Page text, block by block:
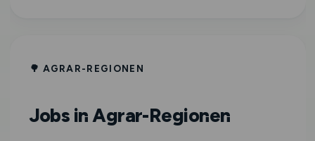
🌳 AGRAR-REGIONEN
Jobs in Agrar-Regionen